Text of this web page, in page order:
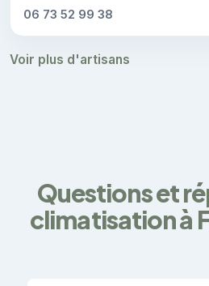
06 73 52 99 38
Voir plus d'artisans
Questions et
climatisation à